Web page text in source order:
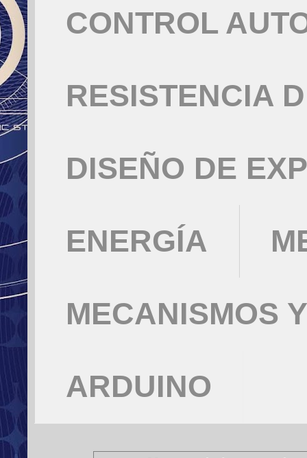
CONTROL
RESISTENCIA
DISEÑO DE
ENERGÍA
MECANISMOS
ARDUINO